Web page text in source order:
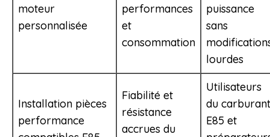
moteur
personnalisée
performances
et
consommation
puissance
sans
lourdes
Installation pièces
performance
Fiabilité et
résistance
accrues du
Utilisateurs
du carburant
E85 et